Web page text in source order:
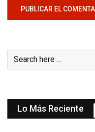
Lo Más Reciente